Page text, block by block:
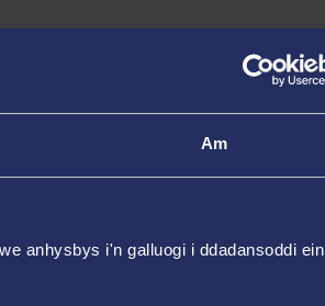
Am
anhysbys i'n galluogi i ddadansoddi ein
Gyfunol, gyda
cyfleuster labordy
ar gyfer